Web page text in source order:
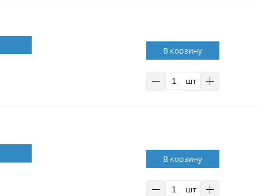
В корзину
шт
В корзину
шт